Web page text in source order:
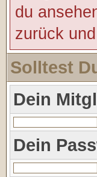
du
zurück
Solltest
Dein
Dein